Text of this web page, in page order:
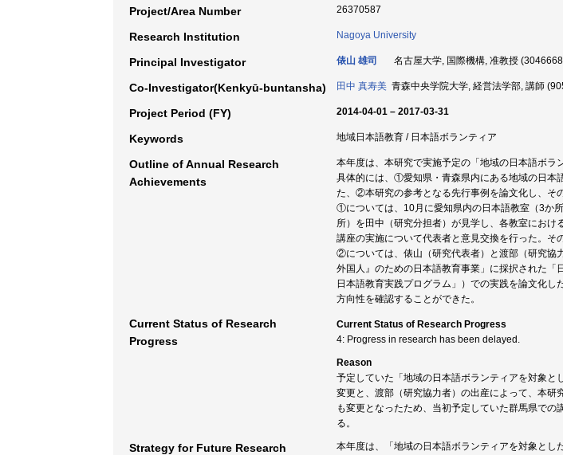
Project/Area Number 26370587
Research Institution Nagoya University
Principal Investigator 俵山 雄司 名古屋大学, 国際機構, 准教授
Co-Investigator(Kenkyū-buntansha) 田中 真寿美 青森中央学院大学, 経営法学部, 講師
Project Period (FY) 2014-04-01 – 2017-03-31
Keywords 地域日本語教育 / 日本語ボランティア
Outline of Annual Research
Achievements
本年度は、本研究で実施予定の「地域の日本語ボラ
具体的には、①愛知県・青森県内にある地域の日本
た、②本研究の参考となる先行事例を論文化し、そ
①については、10月に愛知県内の日本語教室（3か
所）を田中（研究分担者）が見学し、各教室にお
講座の実施について代表者と意見交換を行った。そ
②については、俵山（研究代表者）と渡部（研究協
外国人』のための日本語教育事業」に採択された
日本語教育実践プログラム」）での実践を論文化し
方向性を確認することができた。
Current Status of Research
Progress
Current Status of Research Progress
4: Progress in research has been delayed.
Reason
予定していた「地域の日本語ボランティアを対象
変更と、渡部（研究協力者）の出産によって、本
も変更となったため、当初予定していた群馬県で
る。
Strategy for Future Research
本年度は、「地域の日本語ボランティアを対象と